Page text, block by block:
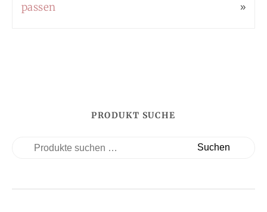
passen
»
PRODUKT SUCHE
Suchen